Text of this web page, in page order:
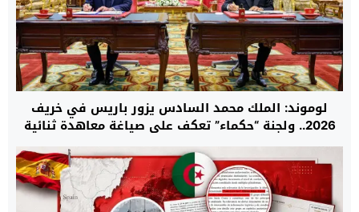
لوموند: الملك محمد السادس يزور باريس في خريف
2026.. ولجنة “حكماء” تعكف على صياغة معاهدة ثنائية
جديدة بين المغرب وفرنسا